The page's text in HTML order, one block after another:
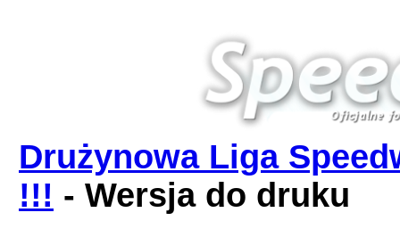
Drużynowa Liga
!!! - Wersja do druku